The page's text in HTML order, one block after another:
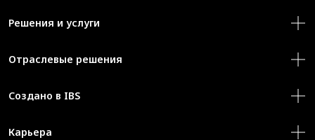
Решения и услуги
Отраслевые решения
Создано в IBS
Карьера